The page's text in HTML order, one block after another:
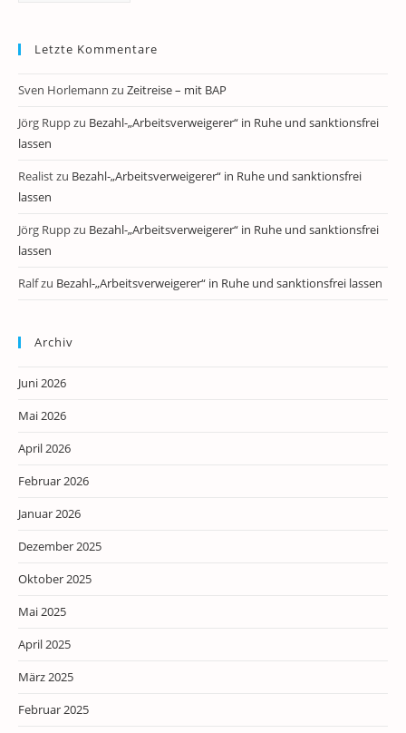
Letzte Kommentare
Sven Horlemann zu Zeitreise – mit BAP
Jörg Ruppzu Bezahl-„Arbeitsverweigerer“ in Ruhe und sanktionsfrei
lassen
Realistzu Bezahl-„Arbeitsverweigerer“ in Ruhe und sanktionsfrei
lassen
Jörg Ruppzu Bezahl-„Arbeitsverweigerer“ in Ruhe und sanktionsfrei
lassen
Ralfzu Bezahl-„Arbeitsverweigerer“ in Ruhe und sanktionsfrei lassen
Archiv
Juni 2026
Mai 2026
April 2026
Februar 2026
Januar 2026
Dezember 2025
Oktober 2025
Mai 2025
April 2025
März 2025
Februar 2025